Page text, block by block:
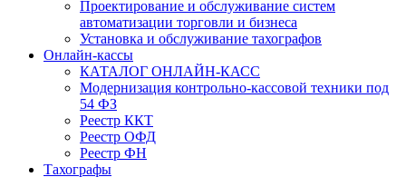
Проектирование и обслуживание систем
автоматизации торговли и бизнеса
Установка и обслуживание тахографов
Онлайн-кассы
КАТАЛОГ ОНЛАЙН-КАСС
Модернизация контрольно-кассовой техники под
54 ФЗ
Реестр ККТ
Реестр ОФД
Реестр ФН
Тахографы